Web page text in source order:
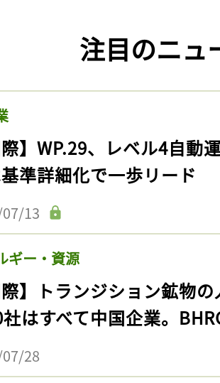
注目のニュ
際】WP.29、レベル4自動
準詳細化で一歩リード
13
ギー・資源
際】トランジション鉱物
社はすべて中国企業。
28